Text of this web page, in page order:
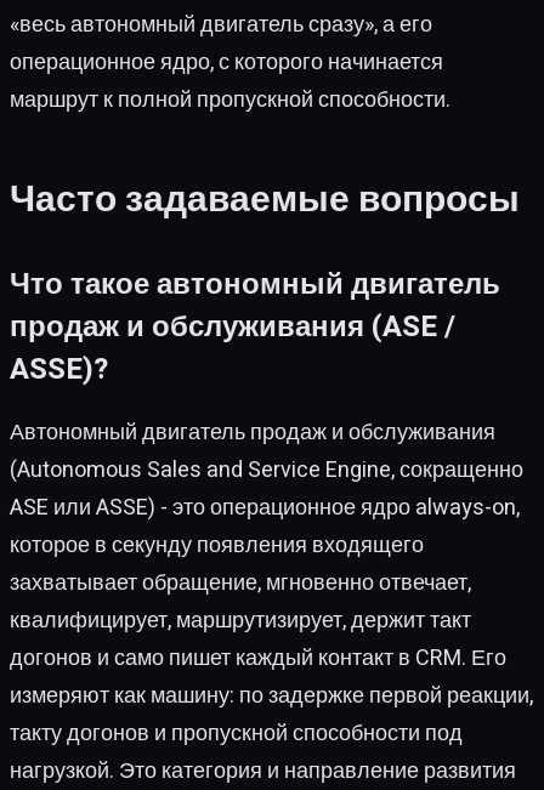
«весь автономный двигатель сразу», а его
операционное ядро, с которого начинается
маршрут к полной пропускной способности.
Часто задаваемые вопросы
Что такое автономный двигатель
продаж и обслуживания (ASE /
ASSE)?
Автономный двигатель продаж и обслуживания
(Autonomous Sales and Service Engine, сокращенно
ASE или ASSE) - это операционное ядро always-on,
которое в секунду появления входящего
захватывает обращение, мгновенно отвечает,
квалифицирует, маршрутизирует, держит такт
догонов и само пишет каждый контакт в CRM. Его
измеряют как машину: по задержке первой реакции,
такту догонов и пропускной способности под
нагрузкой. Это категория и направление развития